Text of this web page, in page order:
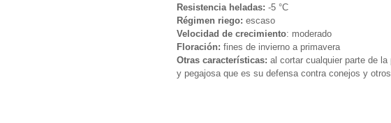
Resistencia heladas: -5 °C
Régimen riego: escaso
Velocidad de crecimiento: moderado
Floración: fines de invierno a primavera
Otras características: al cortar cualquier parte de
y pegajosa que es su defensa contra conejos y